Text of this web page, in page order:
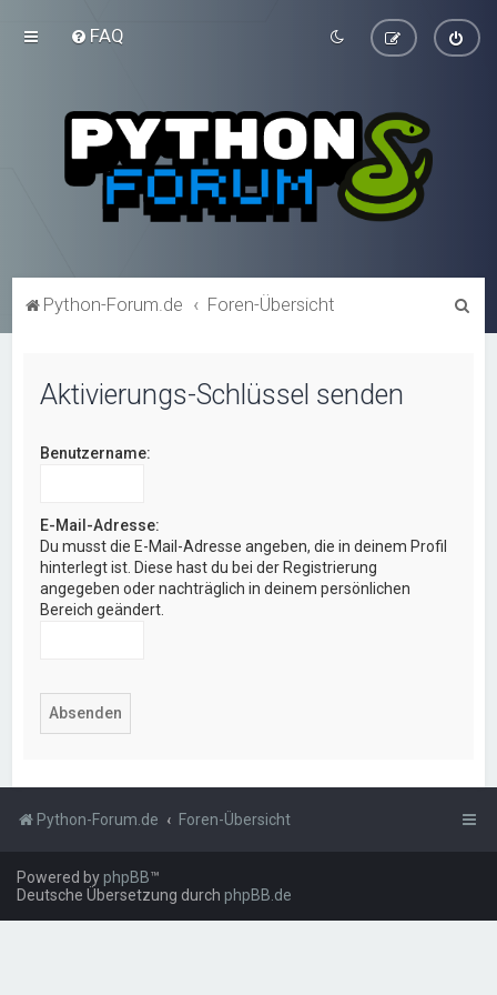
FAQ
Python-Forum.de Foren-Übersicht
Aktivierungs-Schlüssel senden
Benutzername:
E-Mail-Adresse:
Du musst die E-Mail-Adresse angeben, die in deinem Profil
hinterlegt ist. Diese hast du bei der Registrierung
angegeben oder nachträglich in deinem persönlichen
Bereich geändert.
Python-Forum.de Foren-Übersicht
Powered byphpBB™
Deutsche Übersetzung durch phpBB.de